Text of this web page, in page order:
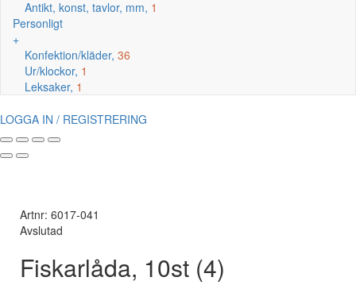
Antikt, konst, tavlor, mm, 1
Personligt
+
Konfektion/kläder, 36
Ur/klockor, 1
Leksaker, 1
LOGGA IN / REGISTRERING
Artnr: 6017-041
Avslutad
Fiskarlåda, 10st (4)